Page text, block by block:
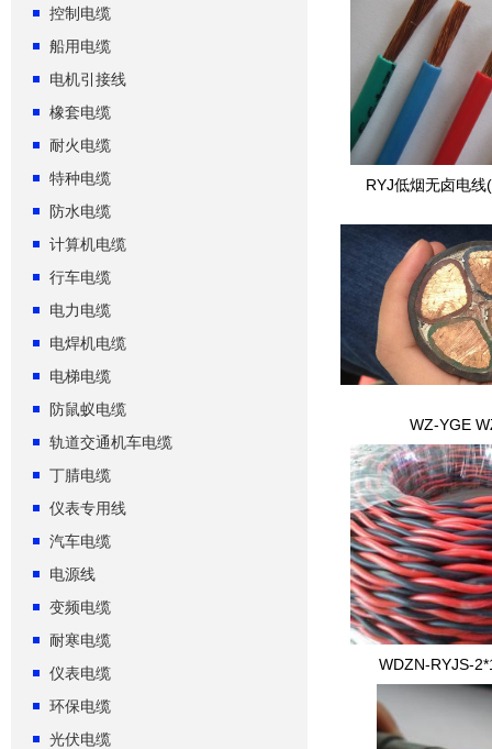
控制电缆
船用电缆
电机引接线
橡套电缆
耐火电缆
特种电缆
防水电缆
计算机电缆
行车电缆
电力电缆
电焊机电缆
电梯电缆
防鼠蚁电缆
轨道交通机车电缆
丁腈电缆
仪表专用线
汽车电缆
电源线
变频电缆
耐寒电缆
仪表电缆
环保电缆
光伏电缆
RYJ低烟无卤电
WZ-YGE
WDZN-RYJS-